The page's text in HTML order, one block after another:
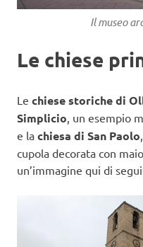
Il museo
Le chiese
Le chiese storiche di
Simplicio, un esempio
e la chiesa di San Paolo
cupola decorata con
un’immagine qui di